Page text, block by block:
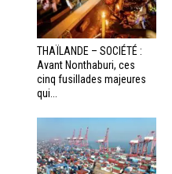
THAÏLANDE – SOCIÉTÉ :
Avant Nonthaburi, ces
cinq fusillades majeures
qui...